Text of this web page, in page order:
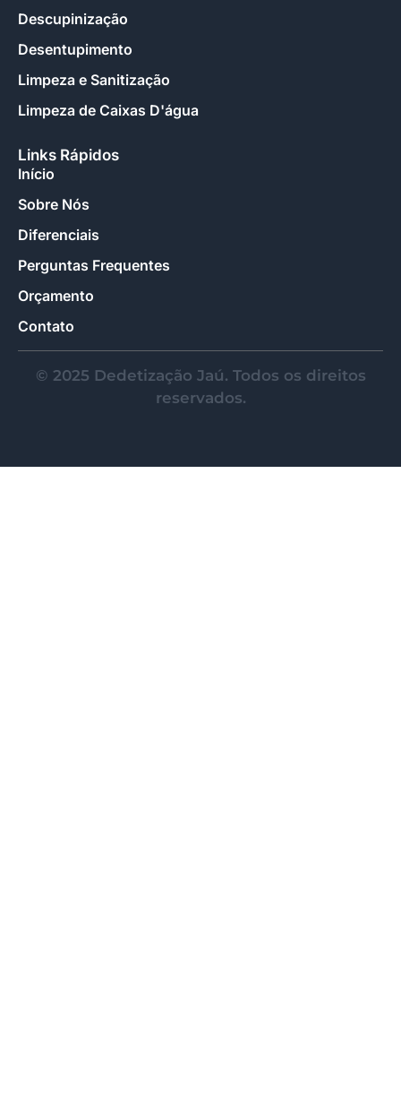
Descupinização
Desentupimento
Limpeza e Sanitização
Limpeza de Caixas D'água
Links Rápidos
Início
Sobre Nós
Diferenciais
Perguntas Frequentes
Orçamento
Contato
© 2025 Dedetização Jaú. Todos os direitos
reservados.